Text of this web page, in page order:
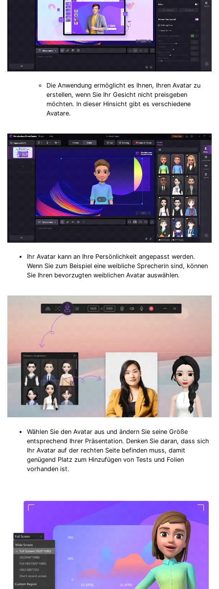
Die Anwendung ermöglicht es Ihnen, Ihren Avatar zu
erstellen, wenn Sie Ihr Gesicht nicht preisgeben
möchten. In dieser Hinsicht gibt es verschiedene
Avatare.
Ihr Avatar kann an Ihre Persönlichkeit angepasst werden.
Wenn Sie zum Beispiel eine weibliche Sprecherin sind, können
Sie Ihren bevorzugten weiblichen Avatar auswählen.
Wählen Sie den Avatar aus und ändern Sie seine Größe
entsprechend Ihrer Präsentation. Denken Sie daran, dass sich
Ihr Avatar auf der rechten Seite befinden muss, damit
genügend Platz zum Hinzufügen von Tests und Folien
vorhanden ist.
Record Like a Pro, Edit
With AI Ease.
Record. Edit. Share. All with Filmora!